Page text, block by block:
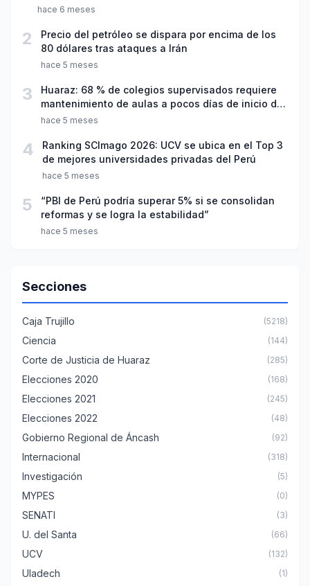
hace 6 meses
2
Precio del petróleo se dispara por encima de los
80 dólares tras ataques a Irán
hace 5 meses
3
Huaraz: 68 % de colegios supervisados requiere
mantenimiento de aulas a pocos días de inicio del
año escolar 2026
hace 5 meses
4
Ranking SCImago 2026: UCV se ubica en el Top 3
de mejores universidades privadas del Perú
hace 5 meses
5
“PBI de Perú podría superar 5% si se consolidan
reformas y se logra la estabilidad”
hace 5 meses
Secciones
Caja Trujillo (5218)
Ciencia (144)
Corte de Justicia de Huaraz (285)
Elecciones 2020 (168)
Elecciones 2021 (245)
Elecciones 2022 (48)
Gobierno Regional de Áncash (92)
Internacional (318)
Investigación (5)
MYPES (0)
SENATI (3)
U. del Santa (66)
UCV (132)
Uladech (1)